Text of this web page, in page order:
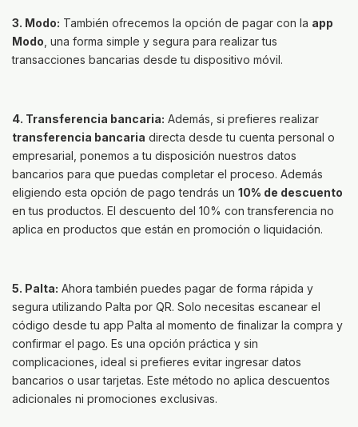
3. Modo: También ofrecemos la opción de pagar con la app
Modo , una forma simple y segura para realizar tus
transacciones bancarias desde tu dispositivo móvil.
4. Transferencia bancaria: Además, si prefieres realizar
transferencia bancaria directa desde tu cuenta personal o
empresarial, ponemos a tu disposición nuestros datos
bancarios para que puedas completar el proceso. Además
eligiendo esta opción de pago tendrás un 10% de descuento
en tus productos. El descuento del 10% con transferencia no
aplica en productos que están en promoción o liquidación.
5. Palta: Ahora también puedes pagar de forma rápida y
segura utilizando Palta por QR. Solo necesitas escanear el
código desde tu app Palta al momento de finalizar la compra y
confirmar el pago. Es una opción práctica y sin
complicaciones, ideal si prefieres evitar ingresar datos
bancarios o usar tarjetas. Este método no aplica descuentos
adicionales ni promociones exclusivas.